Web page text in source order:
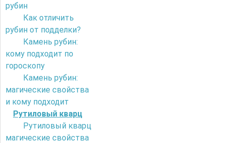
рубин
Как отличить
рубин от подделки?
Камень рубин:
кому подходит по
гороскопу
Камень рубин:
магические свойства
и кому подходит
Рутиловый кварц
Рутиловый кварц
магические свойства